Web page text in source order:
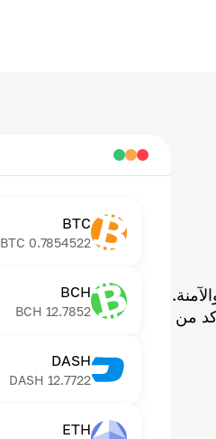
من
BTC
0.7854522
BTC
BCH
12.7852
BCH
DASH
12.7722
DASH
ETH